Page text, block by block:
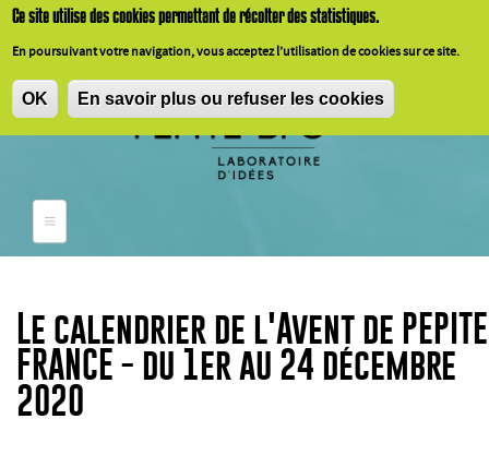
Cesiteutilisedes cookiespermettantderécolterdesstatistiques.
En poursuivantvotre navigation,vousacceptezl’utilisationde cookiessurcesite.
OK En savoir plus ou refuser les cookies
Aller au contenu principal
Le calendrier de l'Avent de PEPITE
FRANCE - du 1er au 24 décembre
2020